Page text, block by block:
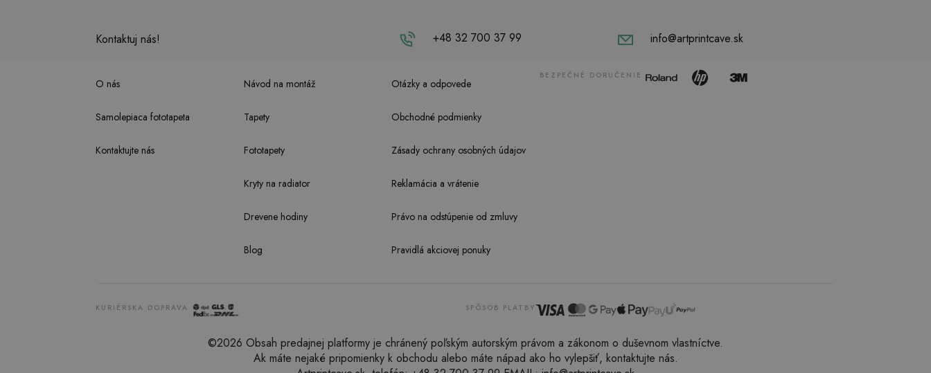
Kontaktuj nás! +48 32 700 37 99 info@artprintcave.sk
O nás
Samolepiaca fototapeta
Kontaktujte nás
Návod na montáž
Tapety
Fototapety
Kryty na radiator
Drevene hodiny
Blog
Otázky a odpovede
Obchodné podmienky
Zásady ochrany osobných údajov
Reklamácia a vrátenie
Právo na odstúpenie od zmluvy
Pravidlá akciovej ponuky
BEZPEČNÉ DORUČENIE
KURIÉRSKA DOPRAVA SPÔSOB PLATBY
©2026 Obsah predajnej platformy je chránený poľským autorským právom a zákonom o duševnom vlastníctve.
Ak máte nejaké pripomienky k obchodu alebo máte nápad ako ho vylepšiť, kontaktujte nás.